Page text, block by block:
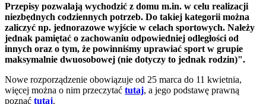
Przepisy pozwalają wychodzić z domu m.in. w celu realizacji
niezbędnych codziennych potrzeb. Do takiej kategorii można
zaliczyć np. jednorazowe wyjście w celach sportowych. Należy
jednak pamiętać o zachowaniu odpowiedniej odległości od
innych oraz o tym, że powinniśmy uprawiać sport w grupie
maksymalnie dwuosobowej (nie dotyczy to jednak rodzin)".
Nowe rozporządzenie obowiązuje od 25 marca do 11 kwietnia,
więcej można o nim przeczytać tutaj, a jego podstawę prawną
poznać tutaj.